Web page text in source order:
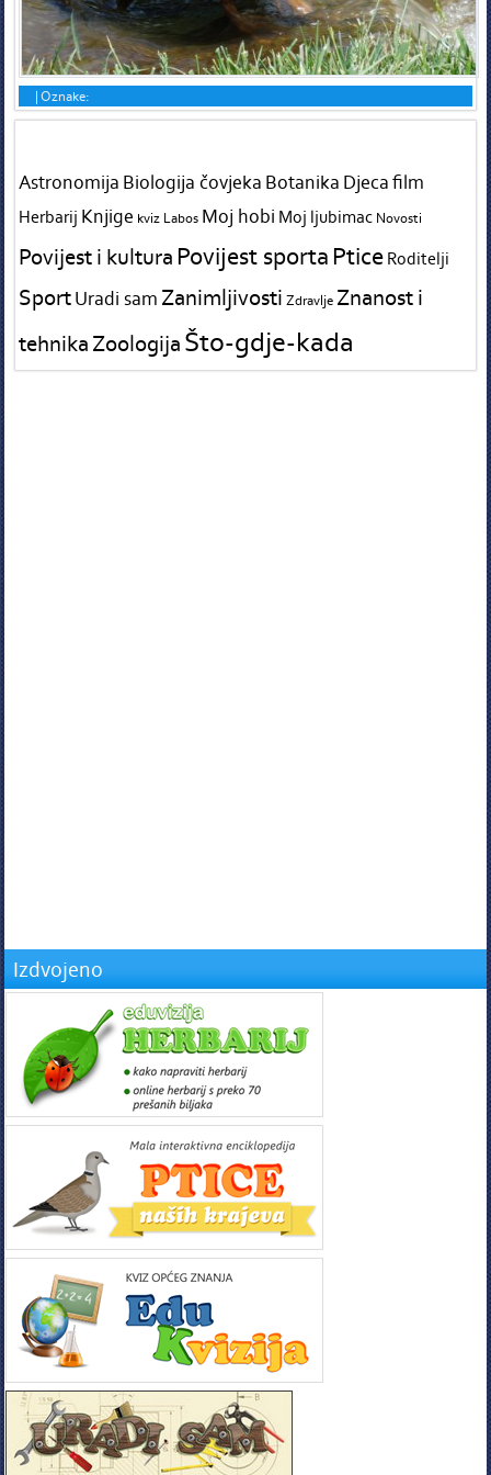
|Oznake:
Astronomija Biologija čovjeka Botanika Djeca film
Herbarij Knjige kviz Labos Moj hobi Moj ljubimac Novosti
Povijest i kultura Povijest sportaPtice Roditelji
SportUradi sam Zanimljivosti Zdravlje Znanost i
tehnika Zoologija Što-gdje-kada
Izdvojeno